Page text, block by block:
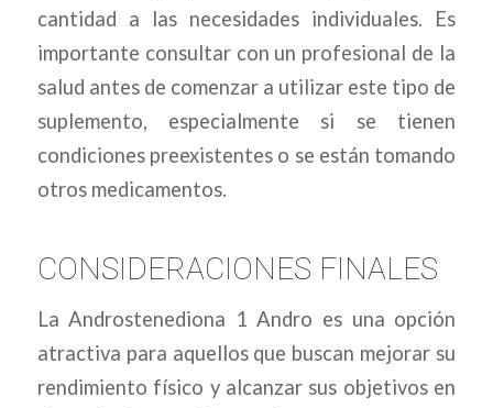
cantidad a las necesidades individuales. Es
importante consultar con un profesional de la
salud antes de comenzar a utilizar este tipo de
suplemento, especialmente si se tienen
condiciones preexistentes o se están tomando
otros medicamentos.
CONSIDERACIONES FINALES
La Androstenediona 1 Andro es una opción
atractiva para aquellos que buscan mejorar su
rendimiento físico y alcanzar sus objetivos en